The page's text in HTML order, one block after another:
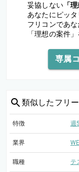
妥協しない「理
あなたにピッタ
フリコンであ
「理想の案件
専属
類似した フリ
特徴 週
業界
職種 テ